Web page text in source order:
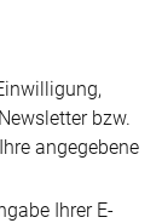
bzw.
angegebene
Ihrer E-